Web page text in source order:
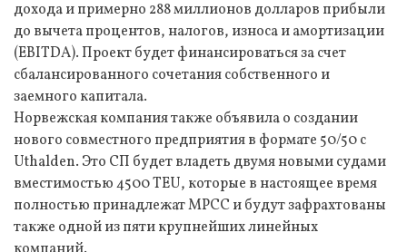
дохода и примерно 288 миллионов долларов прибыли
до вычета процентов, налогов, износа и амортизации
(EBITDA). Проект будет финансироваться за счет
сбалансированного сочетания собственного и
заемного капитала.
Норвежская компания также объявила о создании
нового совместного предприятия в формате 50/50 с
Uthalden. Это СП будет владеть двумя новыми судами
вместимостью 4500 TEU, которые в настоящее время
полностью принадлежат MPCC и будут зафрахтованы
также одной из пяти крупнейших линейных